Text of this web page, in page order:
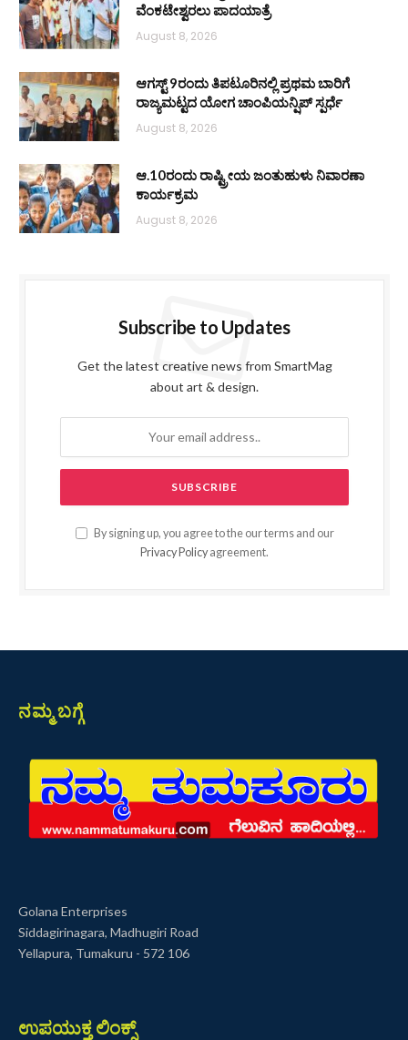
ವೆಂಕಟೇಶ್ವರಲು ಪಾದಯಾತ್ರೆ
August 8, 2026
ಆಗಸ್ಟ್ 9ರಂದು ತಿಪಟೂರಿನಲ್ಲಿ ಪ್ರಥಮ ಬಾರಿಗೆ
ರಾಜ್ಯಮಟ್ಟದ ಯೋಗ ಚಾಂಪಿಯನ್ಷಿಪ್ ಸ್ಪರ್ಧೆ
August 8, 2026
ಆ.10ರಂದು ರಾಷ್ಟ್ರೀಯ ಜಂತುಹುಳು ನಿವಾರಣಾ
ಕಾರ್ಯಕ್ರಮ
August 8, 2026
Subscribe to Updates
Get the latest creative news from SmartMag
about art & design.
By signing up, you agree to the our terms and our
Privacy Policy agreement.
ನಮ್ಮ ಬಗ್ಗೆ
Golana Enterprises
Siddagirinagara, Madhugiri Road
Yellapura, Tumakuru - 572 106
ಉಪಯುಕ್ತ ಲಿಂಕ್ಸ್